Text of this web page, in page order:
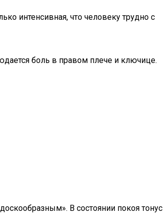
интенсивная, что человеку трудно с
боль в правом плече и ключице.
В состоянии покоя тонус